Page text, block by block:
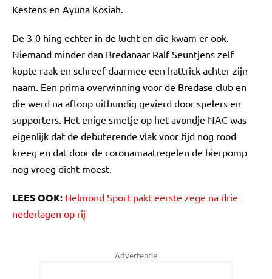
Kestens en Ayuna Kosiah.
De 3-0 hing echter in de lucht en die kwam er ook.
Niemand minder dan Bredanaar Ralf Seuntjens zelf
kopte raak en schreef daarmee een hattrick achter zijn
naam. Een prima overwinning voor de Bredase club en
die werd na afloop uitbundig gevierd door spelers en
supporters. Het enige smetje op het avondje NAC was
eigenlijk dat de debuterende vlak voor tijd nog rood
kreeg en dat door de coronamaatregelen de bierpomp
nog vroeg dicht moest.
LEES OOK: Helmond Sport pakt eerste zege na drie
nederlagen op rij
Advertentie